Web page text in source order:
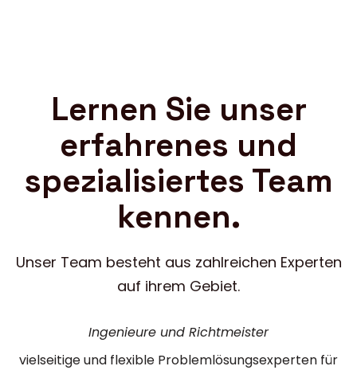
Lernen Sie unser
erfahrenes und
spezialisiertes Team
kennen.
Unser Team besteht aus zahlreichen Experten
auf ihrem Gebiet.
Ingenieure und Richtmeister
vielseitige und flexible Problemlösungsexperten für